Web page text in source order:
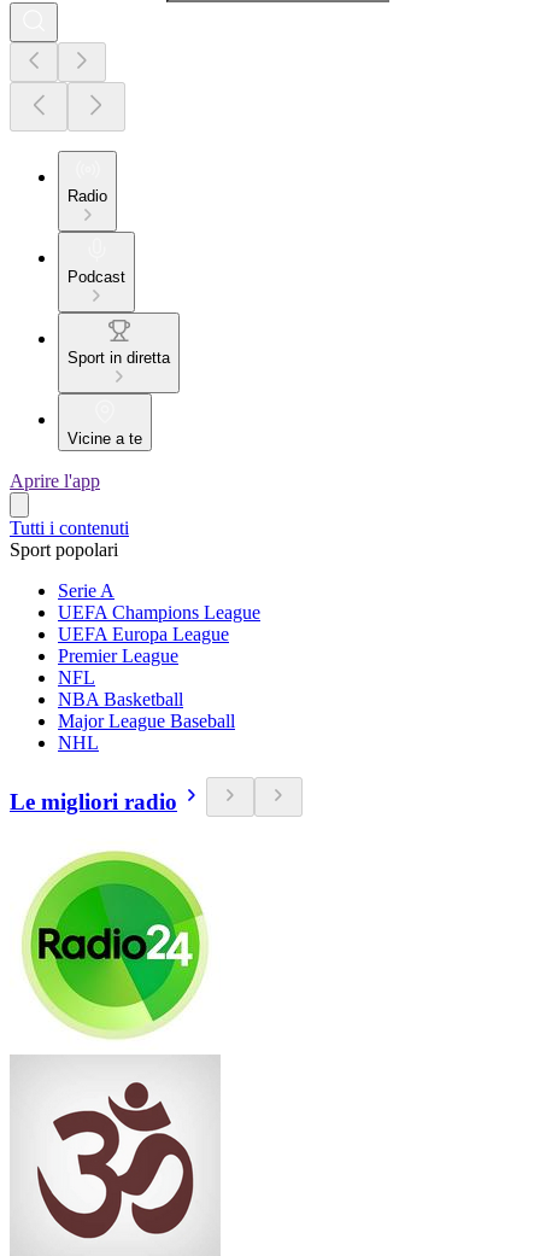
Radio
Podcast
Sport in diretta
Vicine a te
Aprire l'app
Tutti i contenuti
Sport popolari
Serie A
UEFA Champions League
UEFA Europa League
Premier League
NFL
NBA Basketball
Major League Baseball
NHL
Le migliori radio